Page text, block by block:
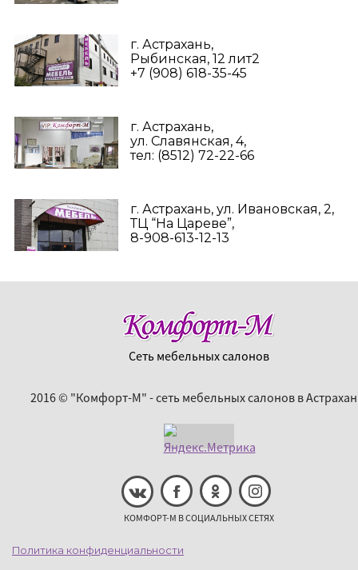
г. Астрахань,
Рыбинская, 12 лит2
+7 (908) 618-35-45‬
г. Астрахань,
ул. Славянская, 4,
тел: (8512) 72-22-66
г. Астрахань, ул. Ивановская, 2,
ТЦ “На Цареве”,
8-908-613-12-13
Сеть мебельных салонов
2016 © "Комфорт-М" - сеть мебельных салонов в
КОМФОРТ-М В СОЦИАЛЬНЫХ СЕТЯХ
Политика конфиденциальности